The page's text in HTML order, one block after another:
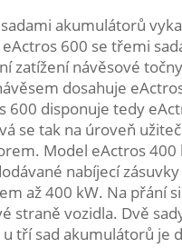
akumulátorů
600 se třemi
zatížení návěsové
dosahuje
disponuje tedy
se tak na úroveň
Model eActros 400
nabíjecí zásuvky
až 400 kW. Na přání
straně vozidla. Dvě
tří sad akumulátorů je